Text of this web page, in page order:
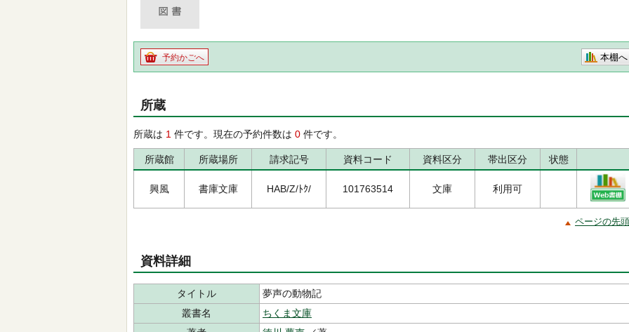
予約かごへ 本棚へ
所蔵
所蔵は 1 件です。現在の予約件数は 0 件です。
所蔵館 所蔵場所 請求記号 資料コード 資料区分 帯出区分 状態
興風 書庫文庫 HAB/Z/ﾄｸ/ 101763514 文庫 利用可
ページの先
資料詳細
タイトル
夢声の動物記
叢書名
ちくま文庫